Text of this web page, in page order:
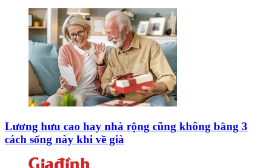
Lương hưu cao hay nhà rộng cũng không bằng 3
cách sống này khi về già